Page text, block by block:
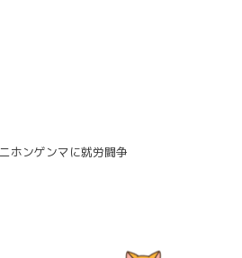
ニホンゲンマに就労闘争